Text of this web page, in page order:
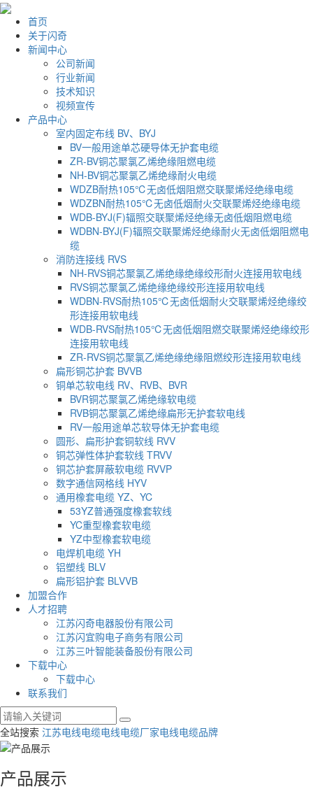
首页
关于闪奇
新闻中心
公司新闻
行业新闻
技术知识
视频宣传
产品中心
室内固定布线 BV、BYJ
BV一般用途单芯硬导体无护套电缆
ZR-BV铜芯聚氯乙烯绝缘阻燃电缆
NH-BV铜芯聚氯乙烯绝缘耐火电缆
WDZB耐热105℃无卤低烟阻燃交联聚烯烃绝缘电缆
WDZBN耐热105℃无卤低烟耐火交联聚烯烃绝缘电缆
WDB-BYJ(F)辐照交联聚烯烃绝缘无卤低烟阻燃电缆
WDBN-BYJ(F)辐照交联聚烯烃绝缘耐火无卤低烟阻燃电
缆
消防连接线 RVS
NH-RVS铜芯聚氯乙烯绝缘绝缘绞形耐火连接用软电线
RVS铜芯聚氯乙烯绝缘绝缘绞形连接用软电线
WDBN-RVS耐热105℃无卤低烟耐火交联聚烯烃绝缘绞
形连接用软电线
WDB-RVS耐热105℃无卤低烟阻燃交联聚烯烃绝缘绞形
连接用软电线
ZR-RVS铜芯聚氯乙烯绝缘绝缘阻燃绞形连接用软电线
扁形铜芯护套 BVVB
铜单芯软电线 RV、RVB、BVR
BVR铜芯聚氯乙烯绝缘软电缆
RVB铜芯聚氯乙烯绝缘扁形无护套软电线
RV一般用途单芯软导体无护套电缆
圆形、扁形护套铜软线 RVV
铜芯弹性体护套软线 TRVV
铜芯护套屏蔽软电缆 RVVP
数字通信网格线 HYV
通用橡套电缆 YZ、YC
53YZ普通强度橡套软线
YC重型橡套软电缆
YZ中型橡套软电缆
电焊机电缆 YH
铝塑线 BLV
扁形铝护套 BLVVB
加盟合作
人才招聘
江苏闪奇电器股份有限公司
江苏闪宜购电子商务有限公司
江苏三叶智能装备股份有限公司
下载中心
下载中心
联系我们
全站搜索 江苏电线电缆电线电缆厂家电线电缆品牌
产品展示